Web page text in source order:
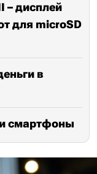
– дисплей
для microSD
в
смартфоны